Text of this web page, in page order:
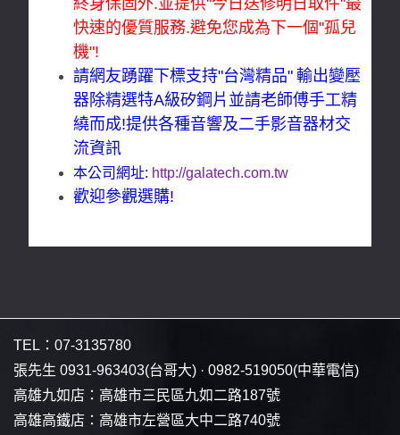
快速的優質服務.避免您成為下一個"孤兒
機"!
請網友踴躍下標支持"台灣精品" 輸出變壓
器除精選特A級矽鋼片並請老師傅手工精
繞而成!提供各種音響及二手影音器材交
流資訊
本公司網址: http://galatech.com.tw
歡迎參觀選購!
TEL： 07-3135780
張先生 0931-963403(台哥大) · 0982-519050(中華電信)
高雄九如店： 高雄市三民區九如二路187號
高雄高鐵店： 高雄市左營區大中二路740號